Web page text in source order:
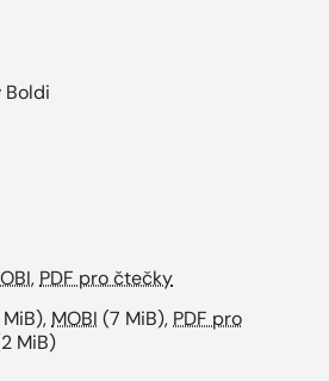
Boldi
, PDF pro čtečky
MOBI (7 MiB), PDF pro
MiB)